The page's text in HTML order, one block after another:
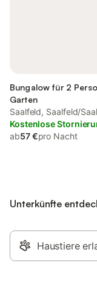
Bungalow für 2
Garten
Saalfeld, Saalfeld/
Kostenlose
ab57 €pro Nacht
Unterkünfte
Haustiere